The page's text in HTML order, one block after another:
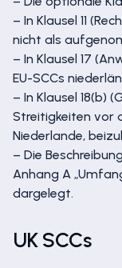
– In Klausel 11
nicht als
– In Klausel 17
EU-SCCs
– In Klausel 18(b)
Streitigkeiten vor
Niederlande,
– Die
Anhang A
dargelegt.
UK SCCs